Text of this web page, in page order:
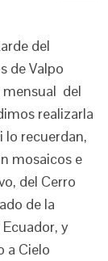
del
de Valpo
mensual del
realizarla
lo recuerdan,
mosaicos e
del Cerro
de la
y
a Cielo